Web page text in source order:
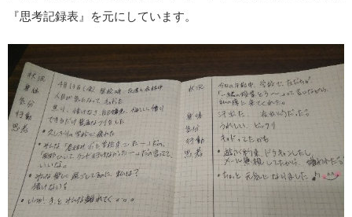
『思考記録表』を元にしています。